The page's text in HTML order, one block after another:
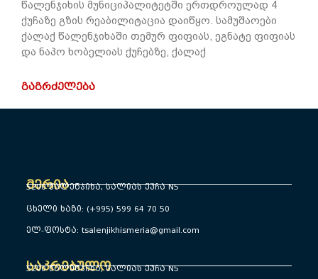
წალენჯიხის მუნიციპალიტეტში ერთდროულად 4
ქუჩაზე გზის რეაბილიტაცია დაიწყო. სამუშაოები
ქალაქ წალენჯიხაში თემურ ფიფიას, ეგნატე ფიფიას
და ნაპო ხობელიას ქუჩებზე, ქალაქ
ᲒᲐᲒᲠᲫᲔᲚᲔᲑᲐ
მერია
5200 წალენჯიხა, სალიას ქუჩა N5
ცხელი ხაზი: (+995) 599 64 70 50
ელ-ფოსტა: tsalenjikhismeria@gmail.com
საკრებულო
5200 წალენჯიხა, სალიას ქუჩა N5